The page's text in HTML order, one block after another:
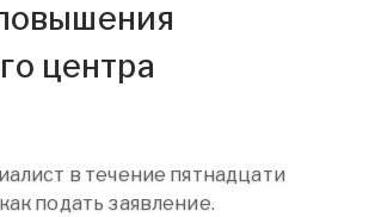
центра
в течение пятнадцати
подать заявление.